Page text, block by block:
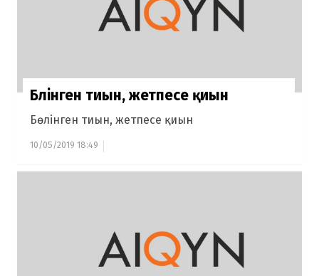
Бөлінген тиын, жетпесе қиын
Бөлінген тиын, жетпесе қиын
10/05/2019 18:49